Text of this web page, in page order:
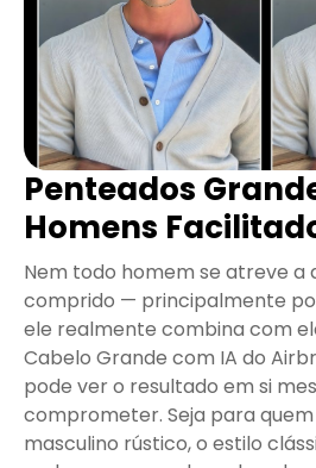
Penteados
Homens
Nem todo homem se atreve a
comprido — principalmente
ele realmente combina com
Cabelo Grande com IA do
pode ver o resultado em si
comprometer. Seja para
masculino rústico, o estilo